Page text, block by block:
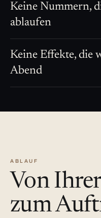
Keine Nummern,
ablaufen
Keine Effekte, die
Abend
ABLAUF
Von
zum